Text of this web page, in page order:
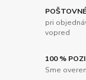
pri
vopred
100 %
Sme